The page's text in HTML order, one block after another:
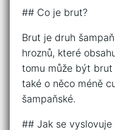
## Co je brut?
Brut je druh
hroznů, které
tomu může být brut
také o něco méně
šampaňské.
## Jak se vyslovuje